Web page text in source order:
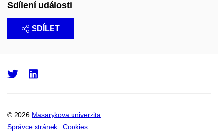
Sdílení události
SDÍLET
© 2026 Masarykova univerzita
Správce stránek
Cookies
Twitter
LinkedIn